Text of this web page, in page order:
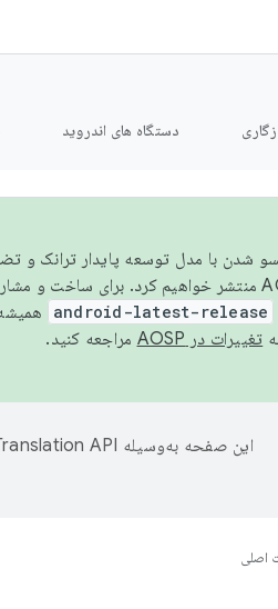
دستگاه های اندروید
برای همسو شدن با مدل توسعه پایدار
android-latest-release
تغییرات در AOSP مراجعه کنید.
این صفحه به‌وسیله
اصلی